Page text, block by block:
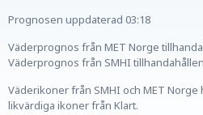
Prognosen uppdaterad 03:18
Väderprognos från MET Norge
Väderprognos från SMHI tillhandahållen
Väderikoner från SMHI och MET Norge
likvärdiga ikoner från Klart.